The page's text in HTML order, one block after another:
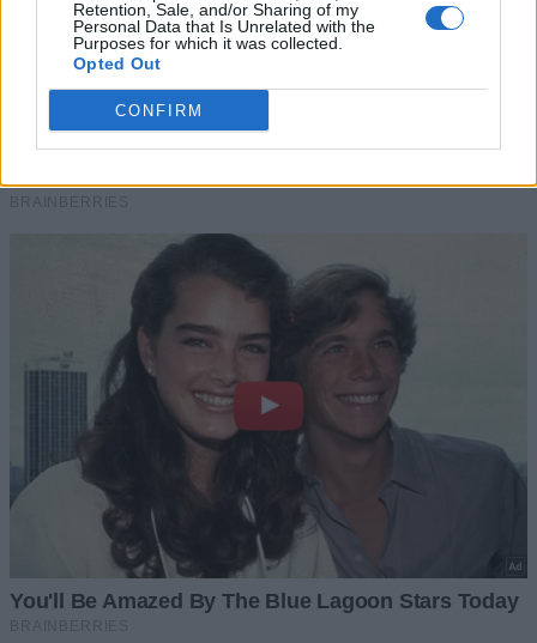
Retention, Sale, and/or Sharing of my
Personal Data that Is Unrelated with the
Purposes for which it was collected.
Opted Out
CONFIRM